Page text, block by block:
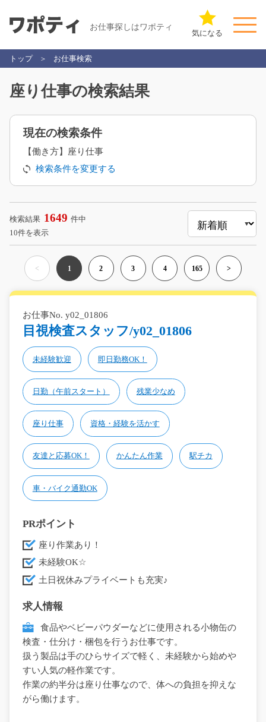
お仕事探しはワポティ
気になる
トップ お仕事検索
座り仕事の検索結果
現在の検索条件
【働き方】座り仕事
検索条件を変更する
検索結果 1649 件中
10件を表示
< 1 2 3 4 165 >
お仕事No. y02_01806
目視検査スタッフ/y02_01806
未経験歓迎 即日勤務OK！
日勤（午前スタート） 残業少なめ
座り仕事 資格・経験を活かす
友達と応募OK！ かんたん作業 駅チカ
車・バイク通勤OK
PRポイント
座り作業あり！
未経験OK☆
土日祝休みプライベートも充実♪
求人情報
食品やベビーパウダーなどに使用される小物缶の
検査・仕分け・梱包を行うお仕事です。
扱う製品は手のひらサイズで軽く、未経験から始めや
すい人気の軽作業です。
作業の約半分は座り仕事なので、体への負担を抑えな
がら働けます。